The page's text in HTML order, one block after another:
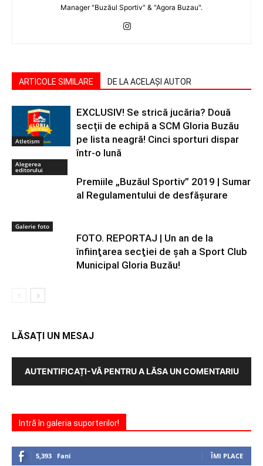
Manager "Buzăul Sportiv" & "Agora Buzau".
ARTICOLE SIMILARE DE LA ACELAȘI AUTOR
Atletism
EXCLUSIV! Se strică jucăria? Două
secții de echipă a SCM Gloria Buzău
pe lista neagră! Cinci sporturi dispar
într-o lună
Alegerea
editorului
Premiile „Buzăul Sportiv” 2019 | Sumar
al Regulamentului de desfășurare
Galerie foto
FOTO. REPORTAJ | Un an de la
înfiinţarea secţiei de şah a Sport Club
Municipal Gloria Buzău!
LĂSAȚI UN MESAJ
AUTENTIFICAȚI-VĂ PENTRU A LĂSA UN COMENTARIU
Intră în galeria suporterilor!
5,393 Fani ÎMI PLACE